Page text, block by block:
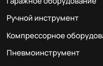
Ручной инструмент
Компрессорное
Пневмоинструмент